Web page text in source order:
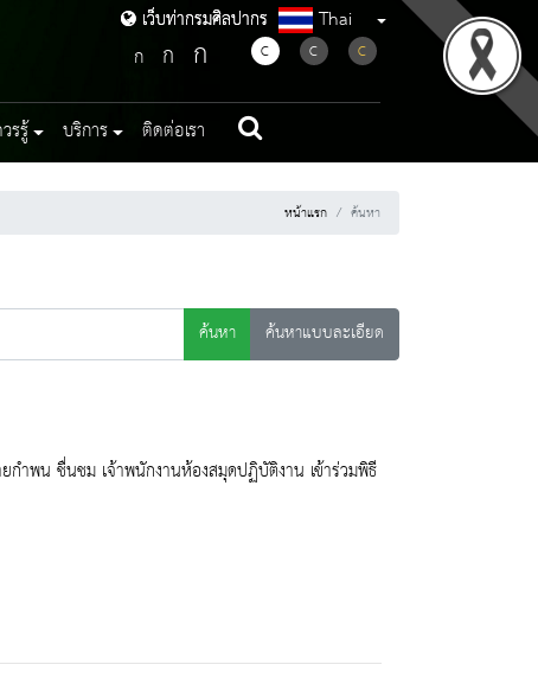
เว็บท่ากรมศิลปากร
เว็บท่ากรมศิลปากร Thai
ก ก ก C C C
รรู้ บริการ ติดต่อเรา
หน้าแรก ค้นหา
ค้นหา
ค้นหาแบบละเอียด
ำพน ชื่นชม เจ้าพนักงานห้องสมุดปฏิบัติงาน เข้าร่วมพิธี